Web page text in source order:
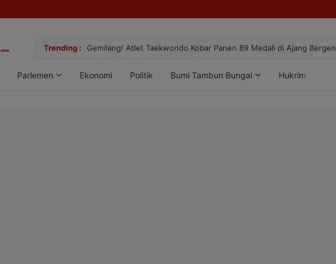
Trending : Gemilang! Atlet Taekwondo Kobar Panen 89 Medali di Ajang
Parlemen Ekonomi Politik Bumi Tambun Bungai Hukrim